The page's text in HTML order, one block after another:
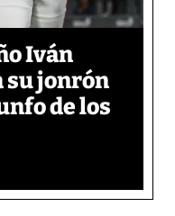
Iván
su jonrón
de los